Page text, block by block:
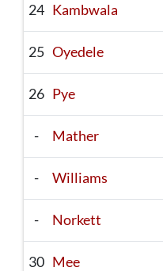
24 Kambwala
25 Oyedele
26 Pye
- Mather
- Williams
- Norkett
30 Mee